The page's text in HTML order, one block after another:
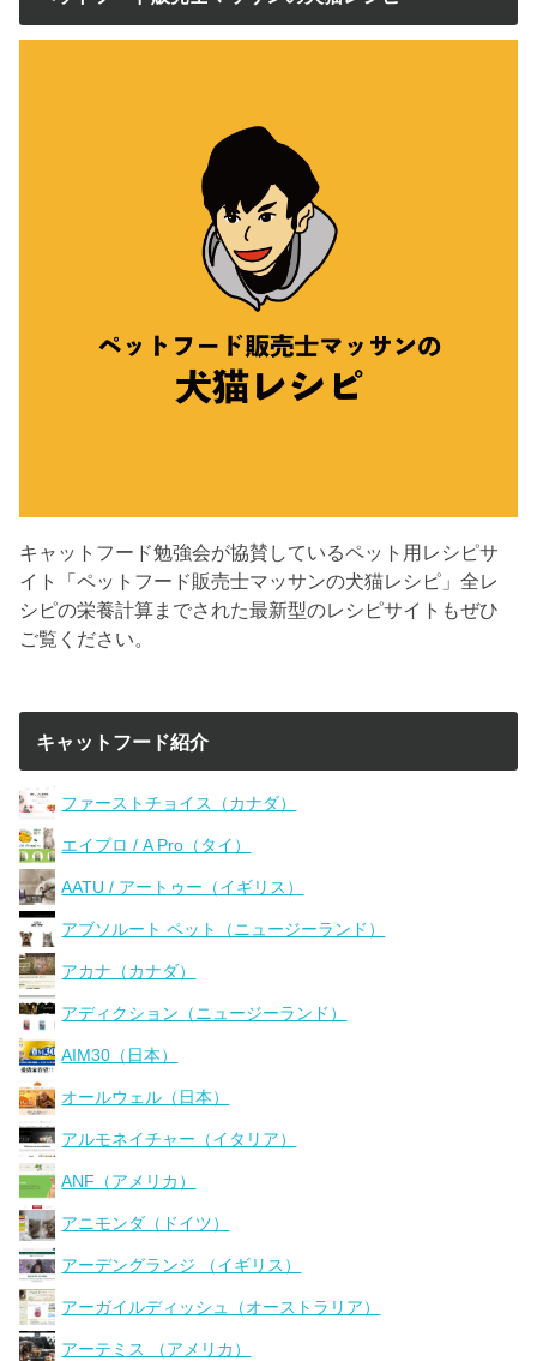
キャットフード勉強会が協賛しているペット用レシピサ
イト「ペットフード販売士マッサンの犬猫レシピ」全レ
シピの栄養計算までされた最新型のレシピサイトもぜひ
ご覧ください。
キャットフード紹介
ファーストチョイス（カナダ）
エイプロ / A Pro（タイ）
AATU / アートゥー（イギリス）
アブソルート ペット（ニュージーランド）
アカナ（カナダ）
アディクション（ニュージーランド）
AIM30（日本）
オールウェル（日本）
アルモネイチャー（イタリア）
ANF（アメリカ）
アニモンダ（ドイツ）
アーデングランジ （イギリス）
アーガイルディッシュ（オーストラリア）
アーテミス （アメリカ）